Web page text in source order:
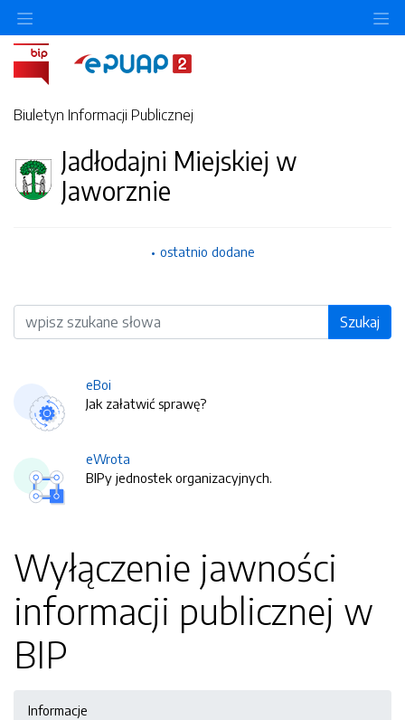
Biuletyn Informacji Publicznej
Jadłodajni Miejskiej w
Jaworznie
ostatnio dodane
Wyszukiwarka Szukaj
eBoi
Jak załatwić sprawę?
eWrota
BIPy jednostek organizacyjnych.
Wyłączenie jawności
informacji publicznej w
BIP
Informacje